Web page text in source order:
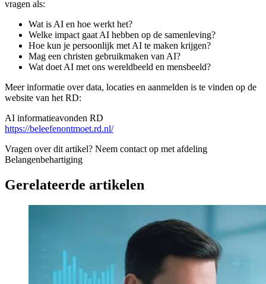
vragen als:
Wat is AI en hoe werkt het?
Welke impact gaat AI hebben op de samenleving?
Hoe kun je persoonlijk met AI te maken krijgen?
Mag een christen gebruikmaken van AI?
Wat doet AI met ons wereldbeeld en mensbeeld?
Meer informatie over data, locaties en aanmelden is te vinden op de
website van het RD:
AI informatieavonden RD
https://beleefenontmoet.rd.nl/
Vragen over dit artikel? Neem contact op met afdeling
Belangenbehartiging
Gerelateerde artikelen